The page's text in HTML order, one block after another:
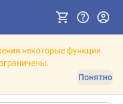
некоторые функции
Понятно